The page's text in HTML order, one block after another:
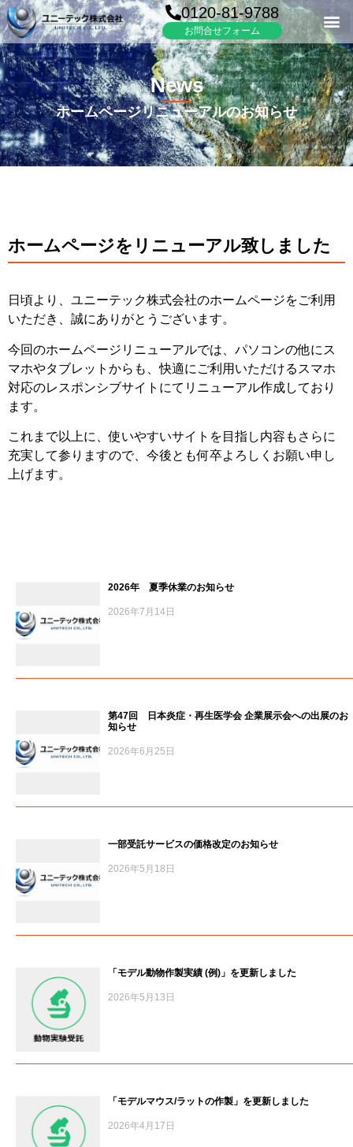
0120-81-9788
お問合せフォーム
News
ホームページリニューアルのお知らせ
ホームページをリニューアル致しました
日頃より、ユニーテック株式会社のホームページをご利用
いただき、誠にありがとうございます。
今回のホームページリニューアルでは、パソコンの他にス
マホやタブレットからも、快適にご利用いただけるスマホ
対応のレスポンシブサイトにてリニューアル作成しており
ます。
これまで以上に、使いやすいサイトを目指し内容もさらに
充実して参りますので、今後とも何卒よろしくお願い申し
上げます。
2026年 夏季休業のお知らせ
2026年7月14日
第47回 日本炎症・再生医学会 企業展示会への出展のお
知らせ
2026年6月25日
一部受託サービスの価格改定のお知らせ
2026年5月18日
「モデル動物作製実績 (例)」を更新しました
2026年5月13日
「モデルマウス/ラットの作製」を更新しました
2026年4月17日